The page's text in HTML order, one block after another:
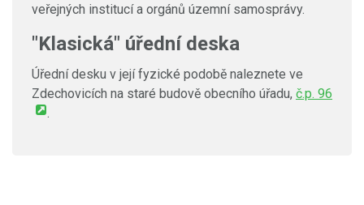
veřejných institucí a orgánů územní samosprávy.
"Klasická" úřední deska
Úřední desku v její fyzické podobě naleznete ve
Zdechovicích na staré budově obecního úřadu, č.p. 96
.